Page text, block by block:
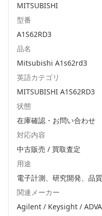
MITSUBISHI
型番
A1S62RD3
品名
Mitsubishi A1s62rd3
英語カテゴリ
MITSUBISHI A1S62RD3
状態
在庫確認・お問い合わせ
対応内容
中古販売 / 買取査定
用途
電子計測、研究開発、品
関連メーカー
Agilent / Keysight /